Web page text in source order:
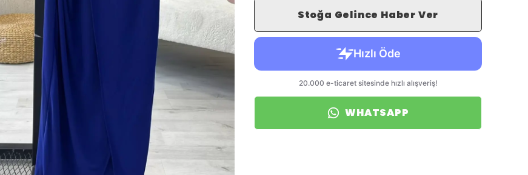
Stoğa Gelince Haber Ver
WHATSAPP